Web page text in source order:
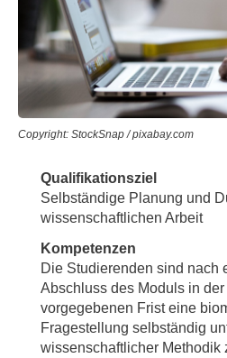
Copyright: StockSnap / pixabay.com
Qualifikationsziel
Selbständige Planung und
wissenschaftlichen Arbeit
Kompetenzen
Die Studierenden sind nach
Abschluss des Moduls in
vorgegebenen Frist eine
Fragestellung selbständig
wissenschaftlicher Methodik